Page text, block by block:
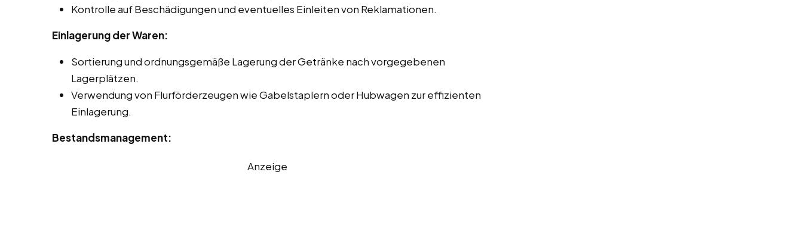
Kontrolle auf Beschädigungen und eventuelles Einleiten von Reklamationen.
Einlagerung der Waren:
Sortierung und ordnungsgemäße Lagerung der Getränke nach vorgegebenen
Lagerplätzen.
Verwendung von Flurförderzeugen wie Gabelstaplern oder Hubwagen zur effizienten
Einlagerung.
Bestandsmanagement:
Anzeige